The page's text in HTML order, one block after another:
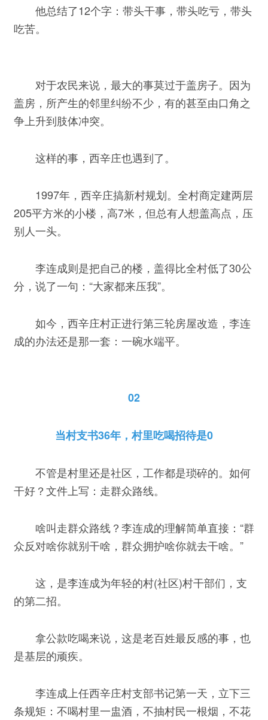
他总结了12个字：带头干事，带头吃亏，带头
吃苦。
对于农民来说，最大的事莫过于盖房子。因为
盖房，所产生的邻里纠纷不少，有的甚至由口角之
争上升到肢体冲突。
这样的事，西辛庄也遇到了。
1997年，西辛庄搞新村规划。全村商定建两层
205平方米的小楼，高7米，但总有人想盖高点，压
别人一头。
李连成则是把自己的楼，盖得比全村低了30公
分，说了一句：“大家都来压我”。
如今，西辛庄村正进行第三轮房屋改造，李连
成的办法还是那一套：一碗水端平。
02
当村支书36年，村里吃喝招待是0
不管是村里还是社区，工作都是琐碎的。如何
干好？文件上写：走群众路线。
啥叫走群众路线？李连成的理解简单直接：“群
众反对啥你就别干啥，群众拥护啥你就去干啥。”
这，是李连成为年轻的村(社区)村干部们，支
的第二招。
拿公款吃喝来说，这是老百姓最反感的事，也
是基层的顽疾。
李连成上任西辛庄村支部书记第一天，立下三
条规矩：不喝村里一盅酒，不抽村民一根烟，不花